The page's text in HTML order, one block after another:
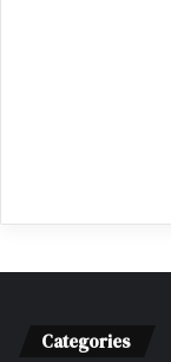
Categories